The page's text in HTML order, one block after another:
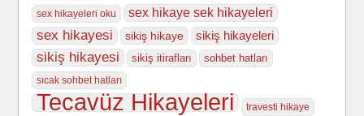
sex hikayeleri oku sex hikaye sek hikayeleri
sex hikayesi sikiş hikaye sikiş hikayeleri
sikiş hikayesi sikiş itirafları sohbet hatları
sıcak sohbet hatları
Tecavüz Hikayeleri travesti hikaye